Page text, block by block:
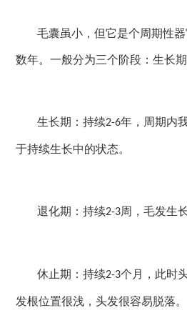
毛囊虽小，但它是个周期性
数年。一般分为三个阶段：生长
生长期：持续2-6年，周期内
于持续生长中的状态。
退化期：持续2-3周，毛发生
休止期：持续2-3个月，此时
发根位置很浅，头发很容易脱落。